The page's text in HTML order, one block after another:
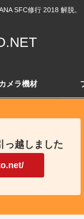
SFC修行 2018 解脱。
カメラ機材
っ越しました